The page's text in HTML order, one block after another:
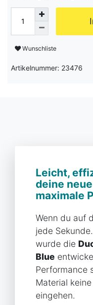
Wunschliste
Artikelnummer: 23476
Leicht,
deine
maximale
Wenn du auf
jede
wurde die
Blue
Performance
Material
eingehen.